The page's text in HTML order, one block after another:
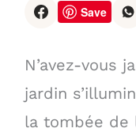
Save
N’avez-vous
jardin
la tombée de